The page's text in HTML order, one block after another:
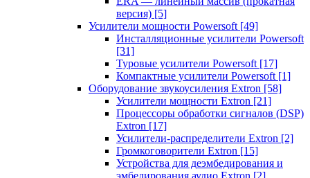
версия) [5]
Усилители мощности Powersoft [49]
Инсталляционные усилители Powersoft
[31]
Туровые усилители Powersoft [17]
Компактные усилители Powersoft [1]
Оборудование звукоусиления Extron [58]
Усилители мощности Extron [21]
Процессоры обработки сигналов (DSP)
Extron [17]
Усилители-распределители Extron [2]
Громкоговорители Extron [15]
Устройства для деэмбедирования и
эмбедирования аудио Extron [2]